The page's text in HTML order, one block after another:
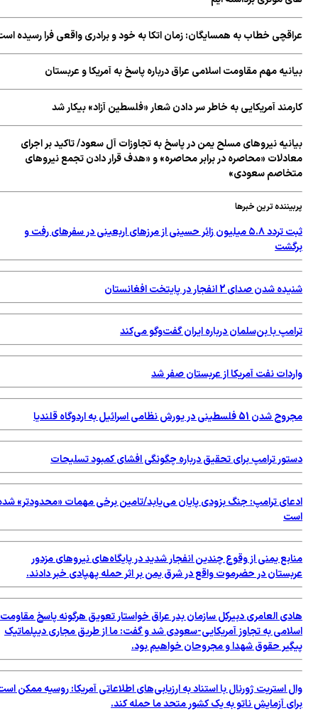
عراقچی خطاب به همسایگان: زمان اتکا به خود و برادری واقعی فرا رسیده است
بیانیه مهم مقاومت اسلامی عراق درباره پاسخ به آمریکا و عربستان
کارمند آمریکایی به خاطر سر دادن شعار «فلسطین آزاد» بیکار شد
بیانیه نیروهای مسلح یمن در پاسخ به تجاوزات آل سعود/ تاکید بر اجرای
معادلات «محاصره در برابر محاصره» و «هدف قرار دادن تجمع نیروهای
متخاصم سعودی»
پربیننده ترین خبرها
ثبت تردد ۵.۸ میلیون زائر حسینی از مرزهای اربعینی در سفرهای رفت و
برگشت
شنیده شدن صدای 2 انفجار در پایتخت افغانستان
ترامپ با بن‌سلمان درباره ایران گفت‌وگو می‌کند
واردات نفت آمریکا از عربستان صفر شد
مجروح شدن 51 فلسطینی در یورش نظامی اسرائیل به اردوگاه قلندیا
دستور ترامپ برای تحقیق درباره چگونگی افشای کمبود تسلیحات
ادعای ترامپ: جنگ بزودی پایان می‌یابد/تامین برخی مهمات «محدودتر» شده
است
منابع یمنی از وقوع چندین انفجار شدید در پایگاه‌های نیروهای مزدور
عربستان در حضرموت واقع در شرق یمن بر اثر حمله پهپادی خبر دادند.
هادی العامری دبیرکل سازمان بدر عراق خواستار تعویق هرگونه پاسخ مقاومت
اسلامی به تجاوز آمریکایی-سعودی شد و گفت: ما از طریق مجاری دیپلماتیک
پیگیر حقوق شهدا و مجروحان خواهیم بود.
وال استریت ژورنال با استناد به ارزیابی‌های اطلاعاتی آمریکا: روسیه ممکن است
برای آزمایش ناتو به یک کشور متحد ما حمله کند.